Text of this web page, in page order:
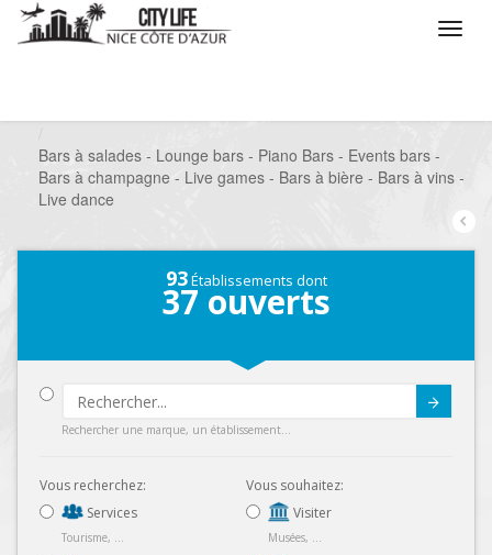
Bars à salades - Lounge bars - Piano Bars - Events bars -
Bars à champagne - Live games - Bars à bière - Bars à vins -
Live dance
93Établissements dont
37 ouverts
Rechercher une marque, un établissement...
Vous recherchez:
Services
Tourisme, ...
Vous souhaitez:
Visiter
Musées, ...